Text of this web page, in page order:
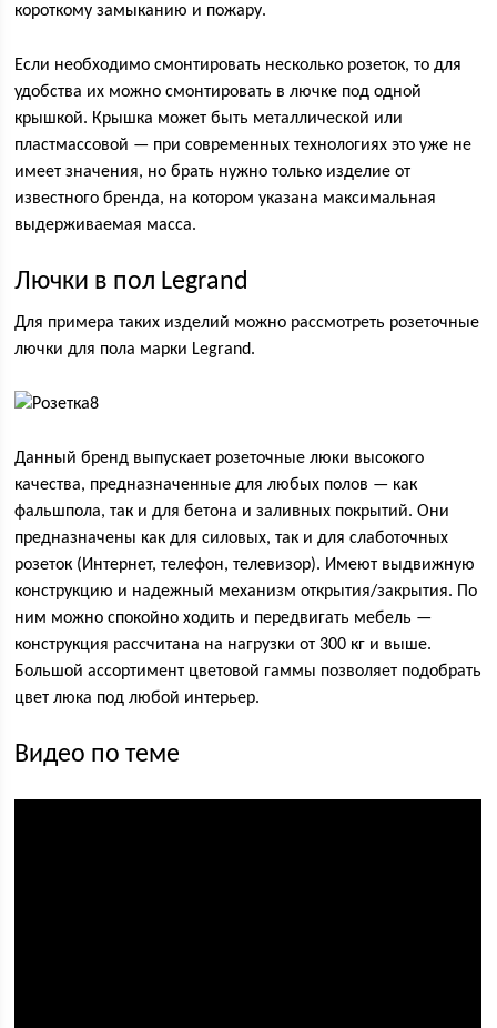
короткому замыканию и пожару.
Если необходимо смонтировать несколько розеток, то для
удобства их можно смонтировать в лючке под одной
крышкой. Крышка может быть металлической или
пластмассовой — при современных технологиях это уже не
имеет значения, но брать нужно только изделие от
известного бренда, на котором указана максимальная
выдерживаемая масса.
Лючки в пол Legrand
Для примера таких изделий можно рассмотреть розеточные
лючки для пола марки Legrand.
Данный бренд выпускает розеточные люки высокого
качества, предназначенные для любых полов — как
фальшпола, так и для бетона и заливных покрытий. Они
предназначены как для силовых, так и для слаботочных
розеток (Интернет, телефон, телевизор). Имеют выдвижную
конструкцию и надежный механизм открытия/закрытия. По
ним можно спокойно ходить и передвигать мебель —
конструкция рассчитана на нагрузки от 300 кг и выше.
Большой ассортимент цветовой гаммы позволяет подобрать
цвет люка под любой интерьер.
Видео по теме